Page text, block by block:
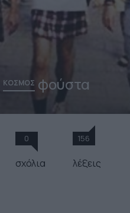
ΚΟΣΜΟΣ φούστα
0
σχόλια
156
λέξεις